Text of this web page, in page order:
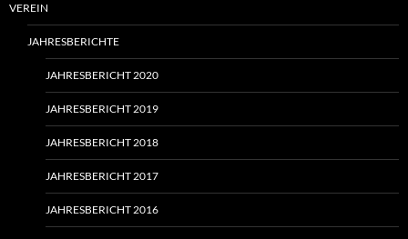
VEREIN
JAHRESBERICHTE
JAHRESBERICHT 2020
JAHRESBERICHT 2019
JAHRESBERICHT 2018
JAHRESBERICHT 2017
JAHRESBERICHT 2016